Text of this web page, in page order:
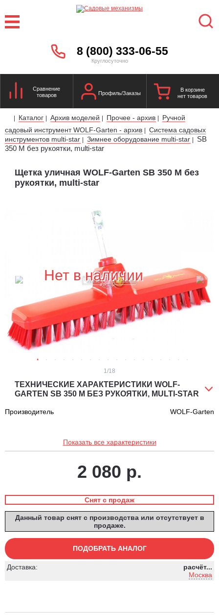
8 (800) 333-06-55
Круглосуточно
Сравнение
товаров
Профиль/Заказы
В корзине
нет товаров
| Каталог | Архив моделей | Прочее - архив |
Ручной
садовый инструмент WOLF-Garten - архив | Система садовых
инструментов multi-star | Зимнее оборудование multi-star |
SB
350 M без рукоятки, multi-star
Щетка уличная WOLF-Garten SB 350 M без
рукоятки, multi-star
Нет в наличии
1 /18
ТЕХНИЧЕСКИЕ ХАРАКТЕРИСТИКИ WOLF-
GARTEN SB 350 M БЕЗ РУКОЯТКИ, MULTI-STAR
Производитель WOLF-Garten
Показать все характеристики
2 080 р.
Снят с продаж
Данный товар снят с производства или отсутствует в
продаже.
ПОДОБРАТЬ АНАЛОГ
Доставка:
расчёт...
Москва